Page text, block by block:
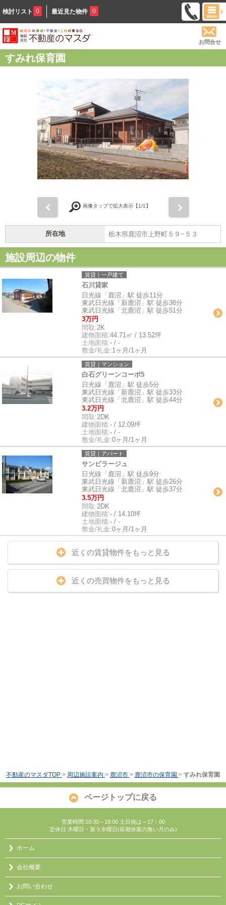
検討リスト 0 最近見た物件 0
お問合せ
すみれ保育園
画像タップで拡大表示【1/1】
所在地 栃木県鹿沼市上野町５９−５３
施設周辺の物件
賃貸｜一戸建て
石川貸家
日光線「鹿沼」駅 徒歩11分
東武日光線「新鹿沼」駅 徒歩38分
東武日光線「北鹿沼」駅 徒歩51分
3万円
間取:2K
建物面積:44.71㎡ / 13.52坪
土地面積:- / -
敷金/礼金:1ヶ月/1ヶ月
賃貸｜マンション
白石グリーンコーポ5
日光線「鹿沼」駅 徒歩5分
東武日光線「新鹿沼」駅 徒歩33分
東武日光線「北鹿沼」駅 徒歩44分
3.2万円
間取:2DK
建物面積:- / 12.09坪
土地面積:- / -
敷金/礼金:0ヶ月/1ヶ月
賃貸｜アパート
サンビラージュ
日光線「鹿沼」駅 徒歩9分
東武日光線「新鹿沼」駅 徒歩26分
東武日光線「北鹿沼」駅 徒歩37分
3.5万円
間取:2DK
建物面積:- / 14.10坪
土地面積:- / -
敷金/礼金:0ヶ月/1ヶ月
近くの賃貸物件をもっと見る
近くの売買物件をもっと見る
不動産のマスダTOP > 周辺施設案内 > 鹿沼市 > 鹿沼市の保育園 > すみれ保育園
ページトップに戻る
営業時間:10:30～18:00 土日祝は～17：00
定休日:木曜日・第３水曜日(長期休業の無い月のみ)
ホーム
会社概要
お問い合わせ